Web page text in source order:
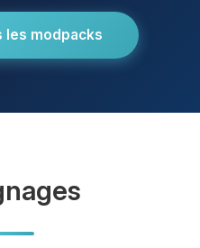
les modpacks